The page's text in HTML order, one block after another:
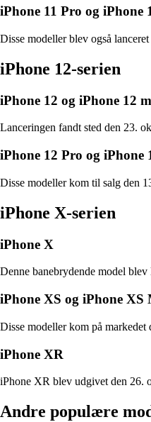
iPhone 11 Pro og iPhone
Disse modeller blev også
iPhone 12-serien
iPhone 12 og iPhone 12
Lanceringen fandt sted den 23.
iPhone 12 Pro og iPhone
Disse modeller kom til salg den
iPhone X-serien
iPhone X
Denne banebrydende model
iPhone XS og iPhone XS
Disse modeller kom på markedet
iPhone XR
iPhone XR blev udgivet den 26.
Andre populære